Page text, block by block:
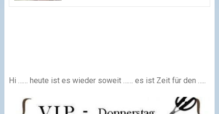
Hi …… heute ist es wieder soweit …… es ist Zeit für den …..